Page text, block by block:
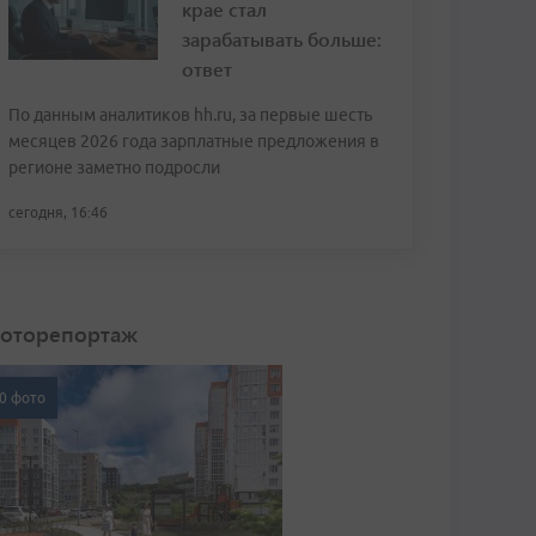
крае стал
зарабатывать больше:
ответ
По данным аналитиков hh.ru, за первые шесть
месяцев 2026 года зарплатные предложения в
регионе заметно подросли
сегодня, 16:46
фото